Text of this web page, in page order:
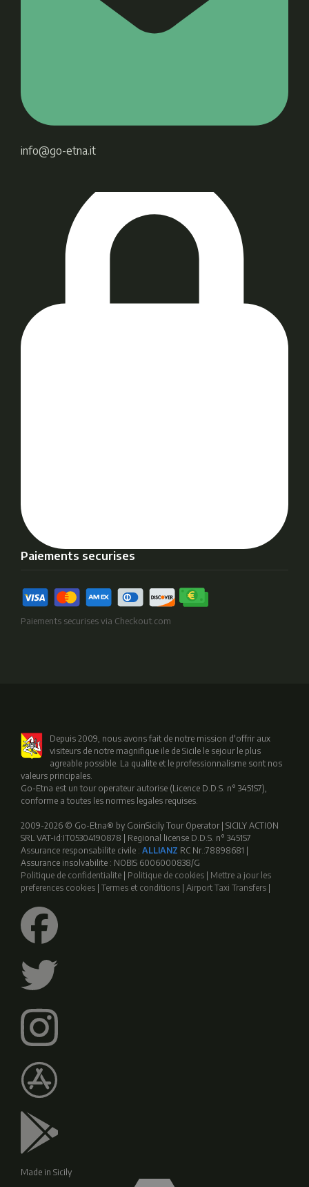
info@go-etna.it
Paiements securises
Paiements securises via Checkout.com
Depuis 2009, nous avons fait de notre mission d'offrir aux
visiteurs de notre magnifique ile de Sicile le sejour le plus
agreable possible. La qualite et le professionnalisme sont nos
valeurs principales.
Go-Etna est un tour operateur autorise (Licence D.D.S. n° 3451S7),
conforme a toutes les normes legales requises.
2009-2026 © Go-Etna® by GoinSicily Tour Operator | SICILY ACTION
SRL VAT-id:IT05304190878 | Regional license D.D.S. n° 3451S7
Assurance responsabilite civile : ALLIANZ RC Nr.:78898681 |
Assurance insolvabilite : NOBIS 6006000838/G
Politique de confidentialite
Politique de cookies
Mettre a jour les
preferences cookies Termes et conditions Airport Taxi Transfers
Made in Sicily